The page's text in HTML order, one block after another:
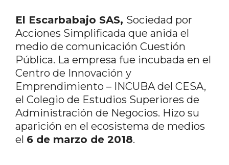
El Escarbabajo SAS, Sociedad por
Acciones Simplificada que anida el
medio de comunicación Cuestión
Pública. La empresa fue incubada en el
Centro de Innovación y
Emprendimiento – INCUBA del CESA,
el Colegio de Estudios Superiores de
Administración de Negocios. Hizo su
aparición en el ecosistema de medios
el 6 de marzo de 2018.